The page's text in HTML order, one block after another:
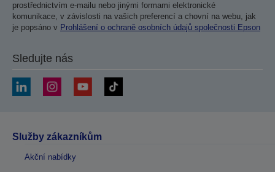
prostřednictvím e-mailu nebo jinými formami elektronické
komunikace, v závislosti na vašich preferencí a chovní na webu, jak
je popsáno v Prohlášení o ochraně osobních údajů společnosti Epson
Sledujte nás
Služby zákazníkům
Akční nabídky